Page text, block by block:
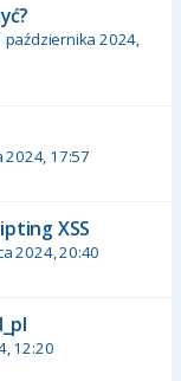
października 2024,
2024, 17:57
XSS
2024, 20:40
12:20